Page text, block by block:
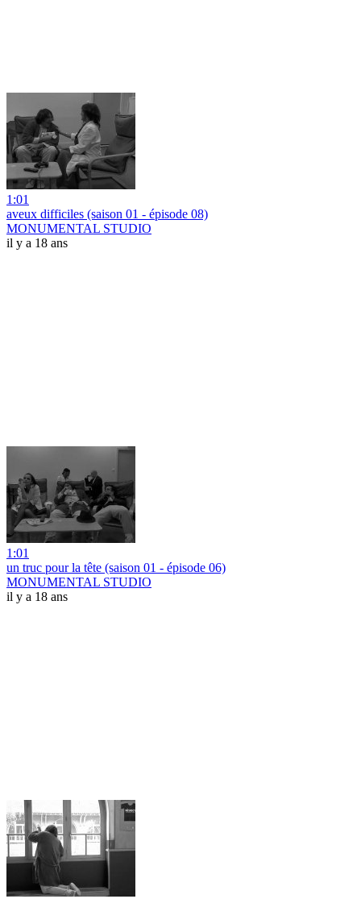
1:01
aveux difficiles (saison 01 - épisode 08)
MONUMENTAL STUDIO
il y a 18 ans
1:01
un truc pour la tête (saison 01 - épisode 06)
MONUMENTAL STUDIO
il y a 18 ans